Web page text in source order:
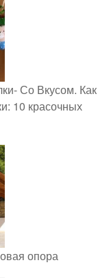
Со Вкусом. Как
10 красочных
опора